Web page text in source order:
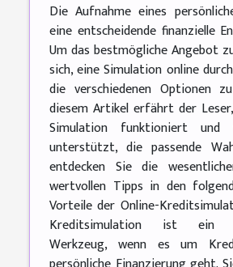
Die Aufnahme eines
eine entscheidende finanzielle
Um das bestmögliche Angebot
sich, eine Simulation online
die verschiedenen Optionen
diesem Artikel erfährt der
Simulation funktioniert
unterstützt, die passende
entdecken Sie die
wertvollen Tipps in den
Vorteile der Online-
Kreditsimulation ist ein
Werkzeug, wenn es um